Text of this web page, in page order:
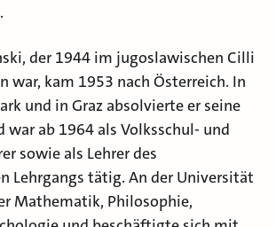
der 1944 im jugoslawischen Cilli
war, kam 1953 nach Österreich. In
und in Graz absolvierte er seine
war ab 1964 als Volksschul- und
sowie als Lehrer des
Lehrgangs tätig. An der Universität
Mathematik, Philosophie,